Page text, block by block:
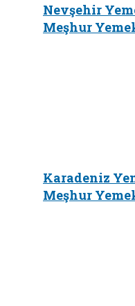
Nevşehir
Meşhur
Karadeniz
Meşhur